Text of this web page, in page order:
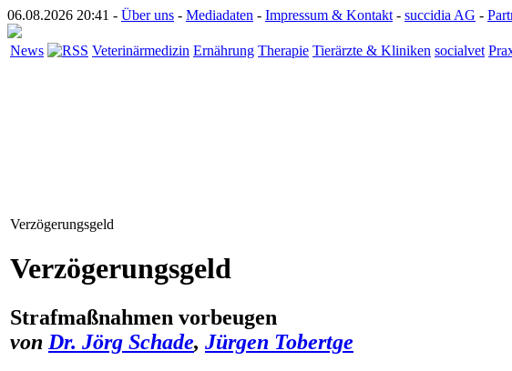
06.08.2026 20:41 - Über uns - Mediadaten - Impressum & Kontakt - succidia AG -
News Veterinärmedizin Ernährung Therapie Tierärzte & Kliniken socialvet
Verzögerungsgeld
Verzögerungsgeld
Strafmaßnahmen vorbeugen
von Dr. Jörg Schade, Jürgen Tobertge